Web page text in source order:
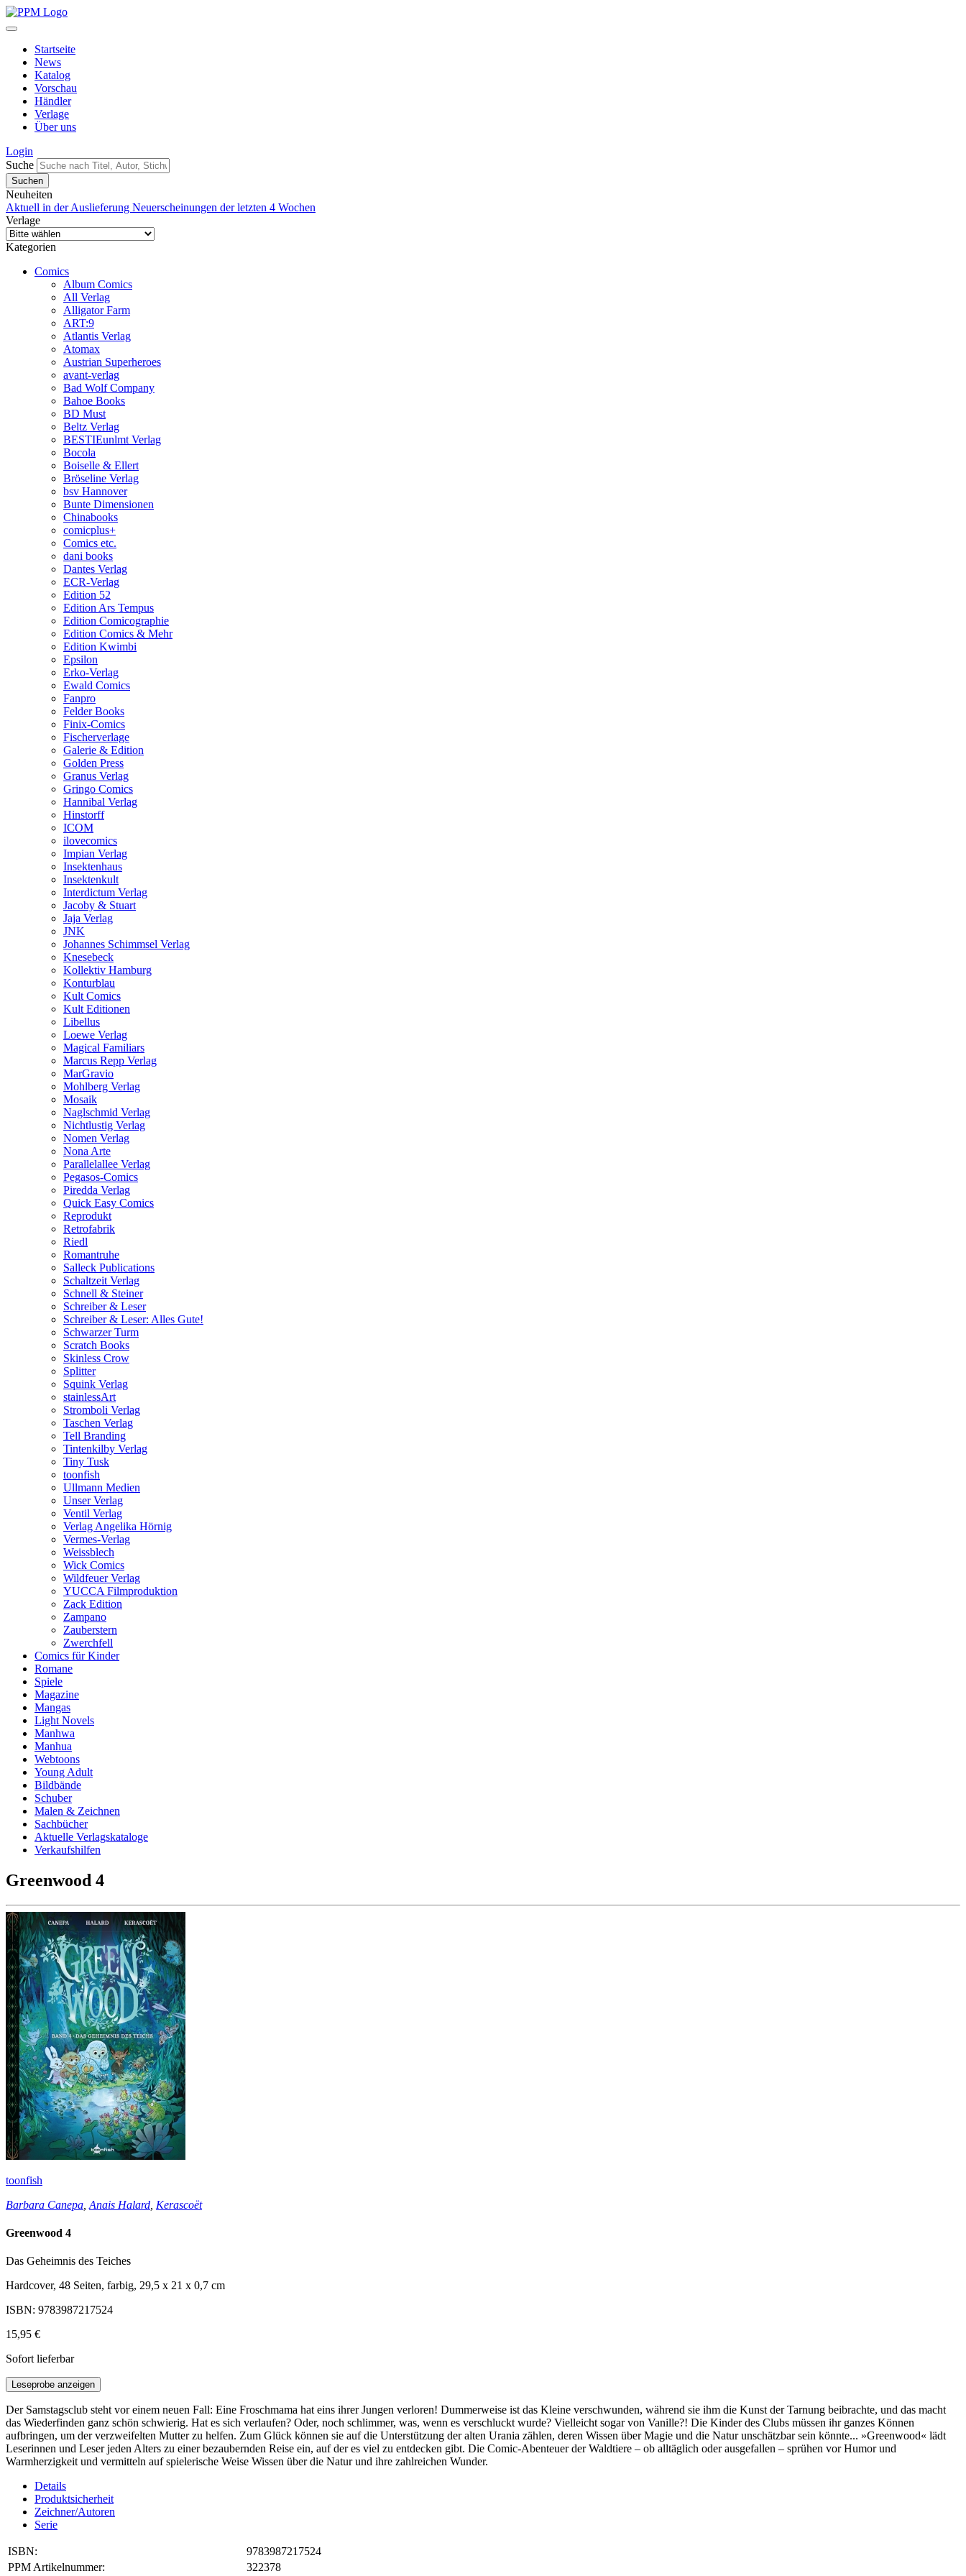
Startseite
News
Katalog
Vorschau
Händler
Verlage
Über uns
Login
Suche
Neuheiten
Aktuell in der Auslieferung Neuerscheinungen der letzten 4 Wochen
Verlage
Kategorien
Comics
Album Comics
All Verlag
Alligator Farm
ART:9
Atlantis Verlag
Atomax
Austrian Superheroes
avant-verlag
Bad Wolf Company
Bahoe Books
BD Must
Beltz Verlag
BESTIEunlmt Verlag
Bocola
Boiselle & Ellert
Bröseline Verlag
bsv Hannover
Bunte Dimensionen
Chinabooks
comicplus+
Comics etc.
dani books
Dantes Verlag
ECR-Verlag
Edition 52
Edition Ars Tempus
Edition Comicographie
Edition Comics & Mehr
Edition Kwimbi
Epsilon
Erko-Verlag
Ewald Comics
Fanpro
Felder Books
Finix-Comics
Fischerverlage
Galerie & Edition
Golden Press
Granus Verlag
Gringo Comics
Hannibal Verlag
Hinstorff
ICOM
ilovecomics
Impian Verlag
Insektenhaus
Insektenkult
Interdictum Verlag
Jacoby & Stuart
Jaja Verlag
JNK
Johannes Schimmsel Verlag
Knesebeck
Kollektiv Hamburg
Konturblau
Kult Comics
Kult Editionen
Libellus
Loewe Verlag
Magical Familiars
Marcus Repp Verlag
MarGravio
Mohlberg Verlag
Mosaik
Naglschmid Verlag
Nichtlustig Verlag
Nomen Verlag
Nona Arte
Parallelallee Verlag
Pegasos-Comics
Piredda Verlag
Quick Easy Comics
Reprodukt
Retrofabrik
Riedl
Romantruhe
Salleck Publications
Schaltzeit Verlag
Schnell & Steiner
Schreiber & Leser
Schreiber & Leser: Alles Gute!
Schwarzer Turm
Scratch Books
Skinless Crow
Splitter
Squink Verlag
stainlessArt
Stromboli Verlag
Taschen Verlag
Tell Branding
Tintenkilby Verlag
Tiny Tusk
toonfish
Ullmann Medien
Unser Verlag
Ventil Verlag
Verlag Angelika Hörnig
Vermes-Verlag
Weissblech
Wick Comics
Wildfeuer Verlag
YUCCA Filmproduktion
Zack Edition
Zampano
Zauberstern
Zwerchfell
Comics für Kinder
Romane
Spiele
Magazine
Mangas
Light Novels
Manhwa
Manhua
Webtoons
Young Adult
Bildbände
Schuber
Malen & Zeichnen
Sachbücher
Aktuelle Verlagskataloge
Verkaufshilfen
Greenwood 4
toonfish
Barbara Canepa Anais Halard Kerascoët
Greenwood 4
Das Geheimnis des Teiches
Hardcover, 48 Seiten, farbig, 29,5 x 21 x 0,7 cm
ISBN: 9783987217524
15,95 €
Sofort lieferbar
Leseprobe anzeigen
Der Samstagsclub steht vor einem neuen Fall: Eine Froschmama hat eins ihrer Jungen verloren! Dummerweise ist das Kleine verschwunden, während sie ihm die Kunst der Tarnung beibrachte, und das macht
das Wiederfinden ganz schön schwierig. Hat es sich verlaufen? Oder, noch schlimmer, was, wenn es verschluckt wurde? Vielleicht sogar von Vanille?! Die Kinder des Clubs müssen ihr ganzes Können
aufbringen, um der verzweifelten Mutter zu helfen. Zum Glück können sie auf die Unterstützung der alten Urania zählen, deren Wissen über Magie und die Natur unschätzbar sein könnte... »Greenwood« lädt
Leserinnen und Leser jeden Alters zu einer bezaubernden Reise ein, auf der es viel zu entdecken gibt. Die Comic-Abenteuer der Waldtiere – ob alltäglich oder ausgefallen – sprühen vor Humor und
Warmherzigkeit und vermitteln auf spielerische Weise Wissen über die Natur und ihre zahlreichen Wunder.
Details
Produktsicherheit
Zeichner/Autoren
Serie
ISBN:
9783987217524
PPM Artikelnummer:
322378